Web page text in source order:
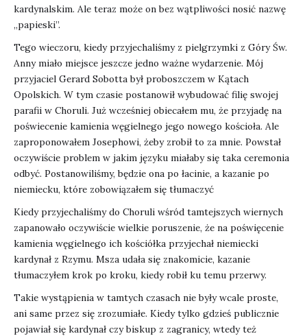
kardynalskim. Ale teraz może on bez wątpliwości nosić nazwę
„papieski”.
Tego wieczoru, kiedy przyjechaliśmy z pielgrzymki z Góry Św.
Anny miało miejsce jeszcze jedno ważne wydarzenie. Mój
przyjaciel Gerard Sobotta był proboszczem w Kątach
Opolskich. W tym czasie postanowił wybudować filię swojej
parafii w Choruli. Już wcześniej obiecałem mu, że przyjadę na
poświecenie kamienia węgielnego jego nowego kościoła. Ale
zaproponowałem Josephowi, żeby zrobił to za mnie. Powstał
oczywiście problem w jakim języku miałaby się taka ceremonia
odbyć. Postanowiliśmy, będzie ona po łacinie, a kazanie po
niemiecku, które zobowiązałem się tłumaczyć
Kiedy przyjechaliśmy do Choruli wśród tamtejszych wiernych
zapanowało oczywiście wielkie poruszenie, że na poświęcenie
kamienia węgielnego ich kościółka przyjechał niemiecki
kardynał z Rzymu. Msza udała się znakomicie, kazanie
tłumaczyłem krok po kroku, kiedy robił ku temu przerwy.
Takie wystąpienia w tamtych czasach nie były wcale proste,
ani same przez się zrozumiałe. Kiedy tylko gdzieś publicznie
pojawiał się kardynał czy biskup z zagranicy, wtedy też